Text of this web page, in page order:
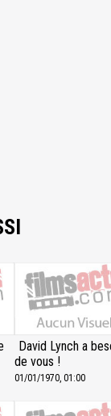
David Lynch a
de vous !
01/01/1970, 01:00